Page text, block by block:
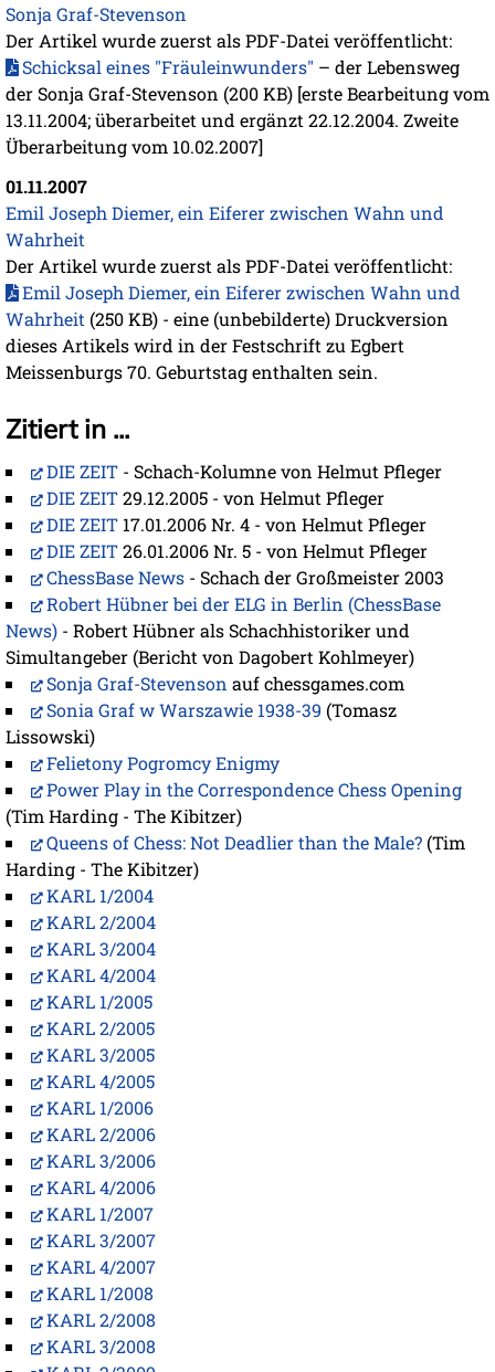
Sonja Graf-Stevenson
Der Artikel wurde zuerst als PDF-Datei veröffentlicht:
Schicksal eines "Fräuleinwunders" – der Lebensweg
der Sonja Graf-Stevenson (200 KB) [erste Bearbeitung vom
13.11.2004; überarbeitet und ergänzt 22.12.2004. Zweite
Überarbeitung vom 10.02.2007]
01.11.2007
Emil Joseph Diemer, ein Eiferer zwischen Wahn und
Wahrheit
Der Artikel wurde zuerst als PDF-Datei veröffentlicht:
Emil Joseph Diemer, ein Eiferer zwischen Wahn und
Wahrheit (250 KB) - eine (unbebilderte) Druckversion
dieses Artikels wird in der Festschrift zu Egbert
Meissenburgs 70. Geburtstag enthalten sein.
Zitiert in ...
DIE ZEIT - Schach-Kolumne von Helmut Pfleger
DIE ZEIT29.12.2005 - von Helmut Pfleger
DIE ZEIT 17.01.2006 Nr. 4 - von Helmut Pfleger
DIE ZEIT26.01.2006 Nr. 5 - von Helmut Pfleger
ChessBase News - Schach der Großmeister 2003
Robert Hübner bei der ELG in Berlin (ChessBase
News) - Robert Hübner als Schachhistoriker und
Simultangeber (Bericht von Dagobert Kohlmeyer)
Sonja Graf-Stevenson auf chessgames.com
Sonia Graf w Warszawie 1938-39 (Tomasz
Lissowski)
Felietony Pogromcy Enigmy
Power Play in the Correspondence Chess Opening
(Tim Harding - The Kibitzer)
Queens of Chess: Not Deadlier than the Male?(Tim
Harding - The Kibitzer)
KARL 1/2004
KARL 2/2004
KARL 3/2004
KARL 4/2004
KARL 1/2005
KARL 2/2005
KARL 3/2005
KARL 4/2005
KARL 1/2006
KARL 2/2006
KARL 3/2006
KARL 4/2006
KARL 1/2007
KARL 3/2007
KARL 4/2007
KARL 1/2008
KARL 2/2008
KARL 3/2008